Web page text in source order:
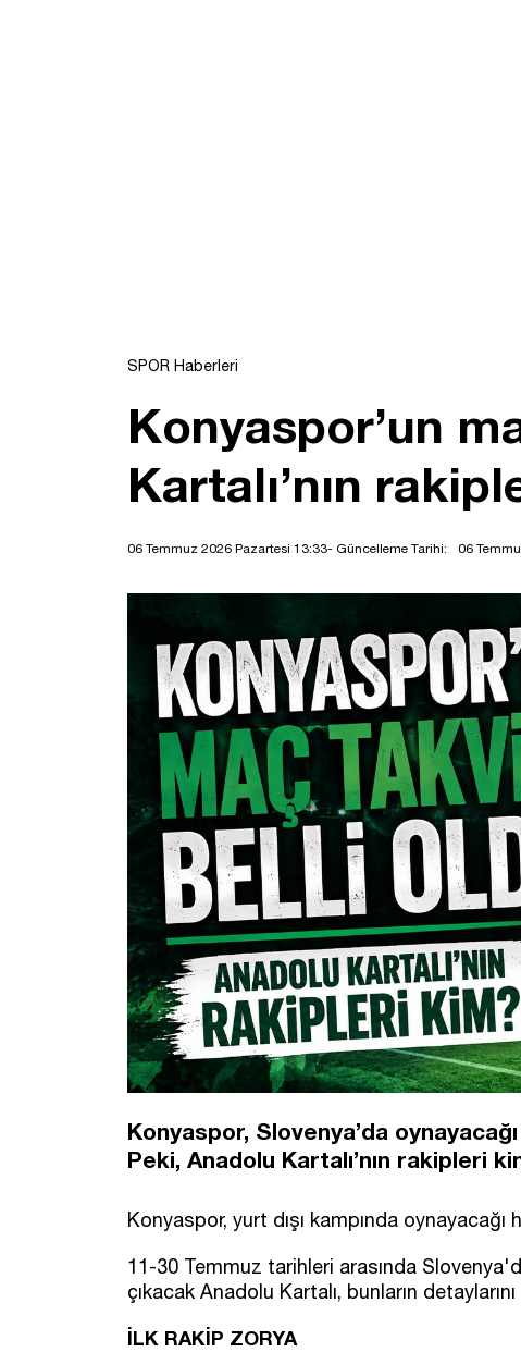
SPOR Haberleri
Konyaspor’un
Kartalı’nın
06 Temmuz 2026 Pazartesi 13:33- Güncelleme Tarihi: 06
Konyaspor, Slovenya’da oynayacağı
Peki, Anadolu Kartalı’nın rakipleri
Konyaspor, yurt dışı kampında oynayacağı
11-30 Temmuz tarihleri arasında
çıkacak Anadolu Kartalı, bunların
İLK RAKİP ZORYA